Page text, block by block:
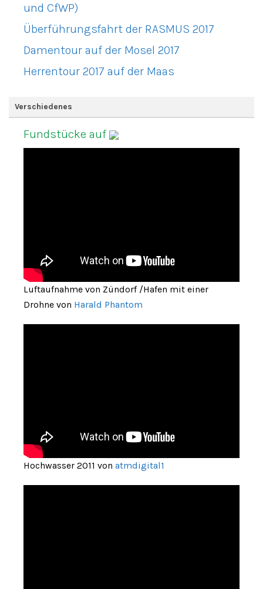
und CfWP)
Überführungsfahrt der RASMUS 2017
Damentour auf der Mosel 2017
Herrentour 2017 auf der Maas
Verschiedenes
Fundstücke auf
Luftaufnahme von Zündorf /Hafen mit einer
Drohne von Harald Phantom
Hochwasser 2011 von atmdigital1